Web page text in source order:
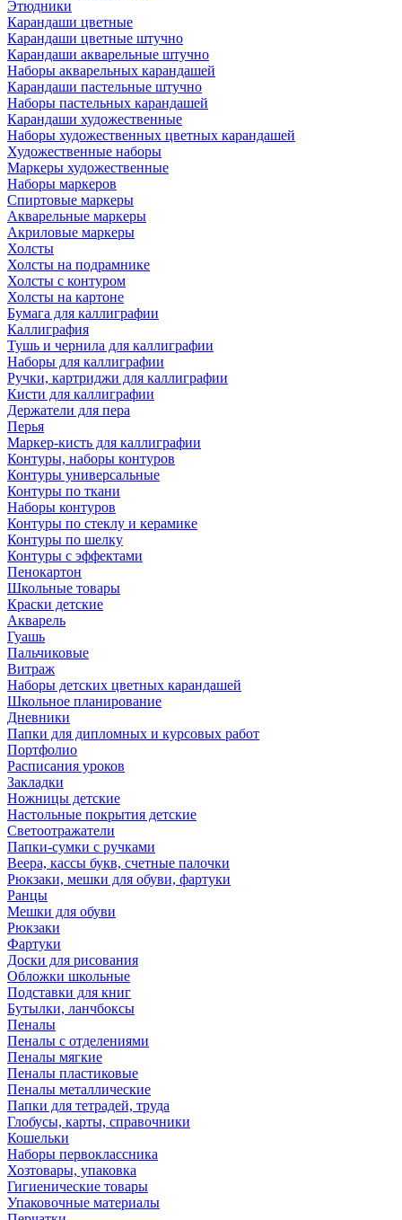
Этюдники
Карандаши цветные
Карандаши цветные штучно
Карандаши акварельные штучно
Наборы акварельных карандашей
Карандаши пастельные штучно
Наборы пастельных карандашей
Карандаши художественные
Наборы художественных цветных карандашей
Художественные наборы
Маркеры художественные
Наборы маркеров
Спиртовые маркеры
Акварельные маркеры
Акриловые маркеры
Холсты
Холсты на подрамнике
Холсты с контуром
Холсты на картоне
Бумага для каллиграфии
Каллиграфия
Тушь и чернила для каллиграфии
Наборы для каллиграфии
Ручки, картриджи для каллиграфии
Кисти для каллиграфии
Держатели для пера
Перья
Маркер-кисть для каллиграфии
Контуры, наборы контуров
Контуры универсальные
Контуры по ткани
Наборы контуров
Контуры по стеклу и керамике
Контуры по шелку
Контуры с эффектами
Пенокартон
Школьные товары
Краски детские
Акварель
Гуашь
Пальчиковые
Витраж
Наборы детских цветных карандашей
Школьное планирование
Дневники
Папки для дипломных и курсовых работ
Портфолио
Расписания уроков
Закладки
Ножницы детские
Настольные покрытия детские
Светоотражатели
Папки-сумки с ручками
Веера, кассы букв, счетные палочки
Рюкзаки, мешки для обуви, фартуки
Ранцы
Мешки для обуви
Рюкзаки
Фартуки
Доски для рисования
Обложки школьные
Подставки для книг
Бутылки, ланчбоксы
Пеналы
Пеналы с отделениями
Пеналы мягкие
Пеналы пластиковые
Пеналы металлические
Папки для тетрадей, труда
Глобусы, карты, справочники
Кошельки
Наборы первоклассника
Хозтовары, упаковка
Гигиенические товары
Упаковочные материалы